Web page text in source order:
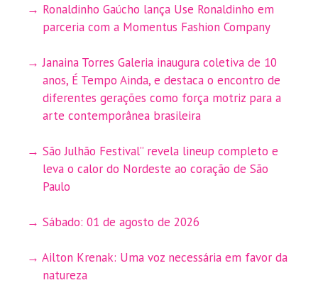
Ronaldinho Gaúcho lança Use Ronaldinho em
parceria com a Momentus Fashion Company
Janaina Torres Galeria inaugura coletiva de 10
anos, É Tempo Ainda, e destaca o encontro de
diferentes gerações como força motriz para a
arte contemporânea brasileira
São Julhão Festival” revela lineup completo e
leva o calor do Nordeste ao coração de São
Paulo
Sábado: 01 de agosto de 2026
Ailton Krenak: Uma voz necessária em favor da
natureza